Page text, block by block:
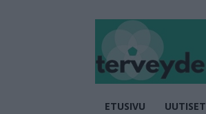
ETUSIVU UUTISET